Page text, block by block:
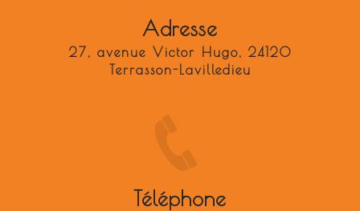
Adresse
27, avenue Victor Hugo, 24120
Terrasson-Lavilledieu
Téléphone